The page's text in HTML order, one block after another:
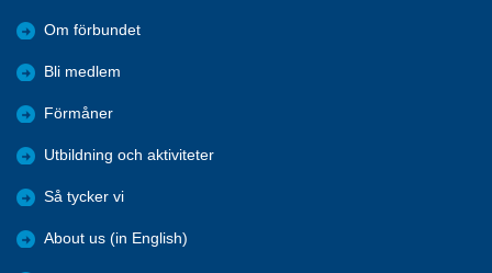
Om förbundet
Bli medlem
Förmåner
Utbildning och aktiviteter
Så tycker vi
About us (in English)